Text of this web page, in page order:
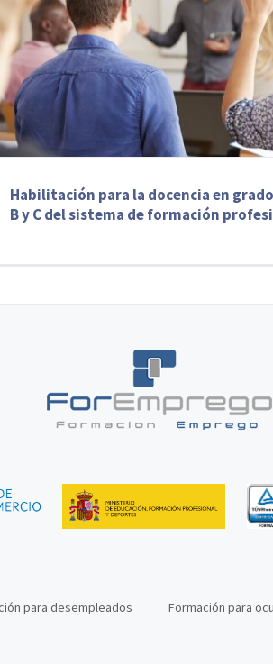
Habilitación para la docencia en
B y C del sistema de formación
para desempleados Formación para